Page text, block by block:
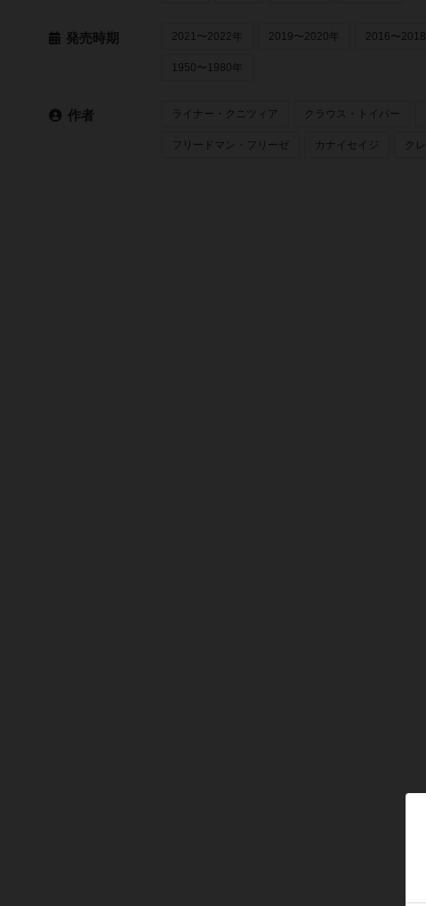
発売時期 2021〜2022年 2019〜2020年 2016〜2018
1950〜1980年
作者 ライナー・クニツィア クラウス・トイバー
フリードマン・フリーゼ カナイセイジ ク